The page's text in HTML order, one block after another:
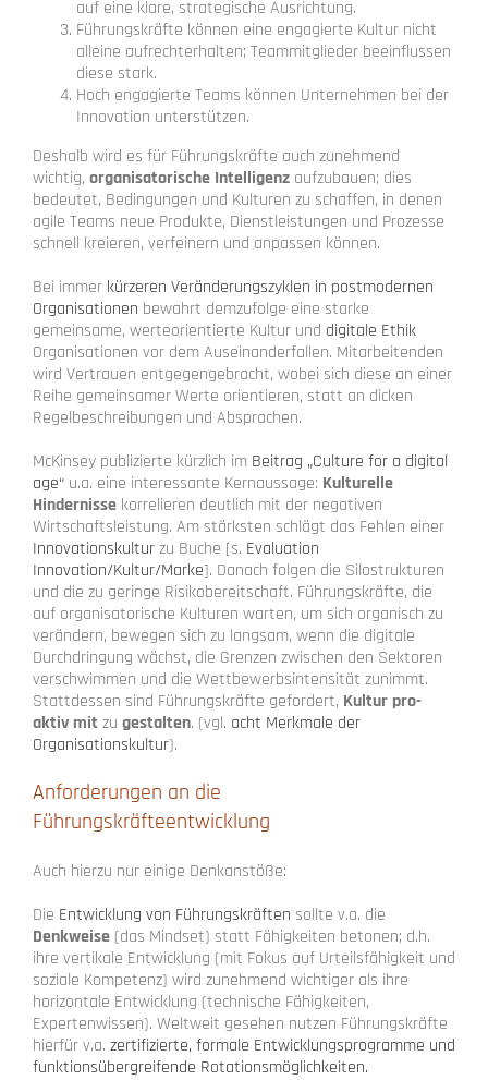
auf eine klare, strategische Ausrichtung.
Führungskräfte können eine engagierte Kultur nicht
alleine aufrechterhalten; Teammitglieder beeinflussen
diese stark.
Hoch engagierte Teams können Unternehmen bei der
Innovation unterstützen.
Deshalb wird es für Führungskräfte auch zunehmend
wichtig, organisatorische Intelligenz aufzubauen; dies
bedeutet, Bedingungen und Kulturen zu schaffen, in denen
agile Teams neue Produkte, Dienstleistungen und Prozesse
schnell kreieren, verfeinern und anpassen können.
Bei immer kürzeren Veränderungszyklen in postmodernen
Organisationen bewahrt demzufolge eine starke
gemeinsame, werteorientierte Kultur und digitale Ethik
Organisationen vor dem Auseinanderfallen. Mitarbeitenden
wird Vertrauen entgegengebracht, wobei sich diese an einer
Reihe gemeinsamer Werte orientieren, statt an dicken
Regelbeschreibungen und Absprachen.
McKinsey publizierte kürzlich im Beitrag „Culture for a digital
age“ u.a. eine interessante Kernaussage: Kulturelle
Hindernisse korrelieren deutlich mit der negativen
Wirtschaftsleistung. Am stärksten schlägt das Fehlen einer
Innovationskulturzu Buche [s. Evaluation
Innovation/Kultur/Marke]. Danach folgen die Silostrukturen
und die zu geringe Risikobereitschaft. Führungskräfte, die
auf organisatorische Kulturen warten, um sich organisch zu
verändern, bewegen sich zu langsam, wenn die digitale
Durchdringung wächst, die Grenzen zwischen den Sektoren
verschwimmen und die Wettbewerbsintensität zunimmt.
Stattdessen sind Führungskräfte gefordert, Kultur pro-
aktiv mitzu gestalten. (vgl. acht Merkmale der
Organisationskultur).
Anforderungen an die
Führungskräfteentwicklung
Auch hierzu nur einige Denkanstöße:
Die Entwicklung von Führungskräften sollte v.a. die
Denkweise (das Mindset) statt Fähigkeiten betonen; d.h.
ihre vertikale Entwicklung (mit Fokus auf Urteilsfähigkeit und
soziale Kompetenz) wird zunehmend wichtiger als ihre
horizontale Entwicklung (technische Fähigkeiten,
Expertenwissen). Weltweit gesehen nutzen Führungskräfte
hierfür v.a. zertifizierte, formale Entwicklungsprogramme und
funktionsübergreifende Rotationsmöglichkeiten.